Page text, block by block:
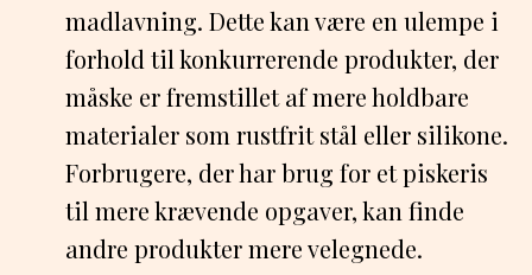
madlavning. Dette kan være en ulempe i
forhold til konkurrerende produkter, der
måske er fremstillet af mere holdbare
materialer som rustfrit stål eller silikone.
Forbrugere, der har brug for et piskeris
til mere krævende opgaver, kan finde
andre produkter mere velegnede.